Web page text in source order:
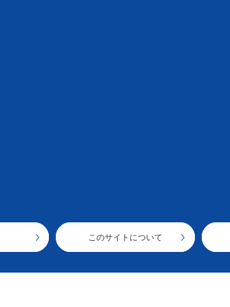
このサイトについて